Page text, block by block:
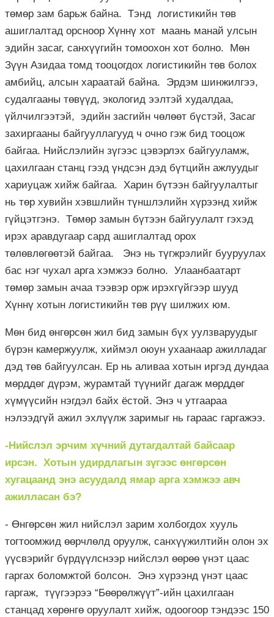
төмөр зам барьж байна. Тэнд логистикийн төв
ашиглалтад орсноор Хүннү хот маань манай улсын
эдийн засаг, санхүүгийн томоохон хот болно. Мөн
Зүүн Азидаа томд тооцогдох логистикийн төв болох
амбийц, алсын хараатай байна. Эрдэм шинжилгээ,
судалгааны төвүүд, экологид ээлтэй худалдаа,
үйлчилгээтэй, эдийн засгийн чөлөөт бүстэй, Засаг
захиргааны байгууллагууд ч очно гэж бид тооцож
байгаа. Нийслэлийн зүгээс цэвэрлэх байгууламж,
цахилгаан станц гээд үндсэн дэд бүтцийн ажлуудыг
хариуцаж хийж байгаа. Харин бүтээн байгуулалтыг
нь төр хувийн хэвшлийн түншлэлийн хүрээнд хийж
гүйцэтгэнэ. Төмөр замын бүтээн байгуулалт гэхэд
ирэх аравдугаар сард ашиглалтад орох
төлөвлөгөөтэй байгаа. Энэ нь түгжрэлийг бууруулах
бас нэг чухал арга хэмжээ болно. Улаанбаатарт
төмөр замын ачаа тээвэр орж ирэхгүйгээр шууд
Хүннү хотын логистикийн төв рүү шилжих юм.
Мөн бид өнгөрсөн жил бид замын бүх уулзваруудыг
бүрэн камержуулж, хиймэл оюун ухаанаар ажилладаг
дэд төв байгуулсан. Ер нь аливаа хотын иргэд дундаа
мөрддөг дүрэм, журамтай түүнийг дагаж мөрддөг
хүмүүсийн нэгдэл байх ёстой. Энэ ч утгаараа
нэлээдгүй ажил эхлүүлж заримыг нь гараас гаргажээ.
-Нийслэл эрчим хүчний дутагдалтай байсаар
ирсэн. Хотын удирдлагын зүгээс өнгөрсөн
хугацаанд энэ асуудалд ямар арга хэмжээ авч
ажилласан бэ?
- Өнгөрсөн жил нийслэл зарим холбогдох хууль
тогтоомжид өөрчлөлд оруулж, санхүүжилтийн олон эх
үүсвэрийг бүрдүүлснээр нийслэл өөрөө үнэт цаас
гаргах боломжтой болсон. Энэ хүрээнд үнэт цаас
гаргаж, түүгээрээ “Бөөрөлжүүт”-ийн цахилгаан
станцад хөрөнгө оруулалт хийж, одоогоор тэндээс 150